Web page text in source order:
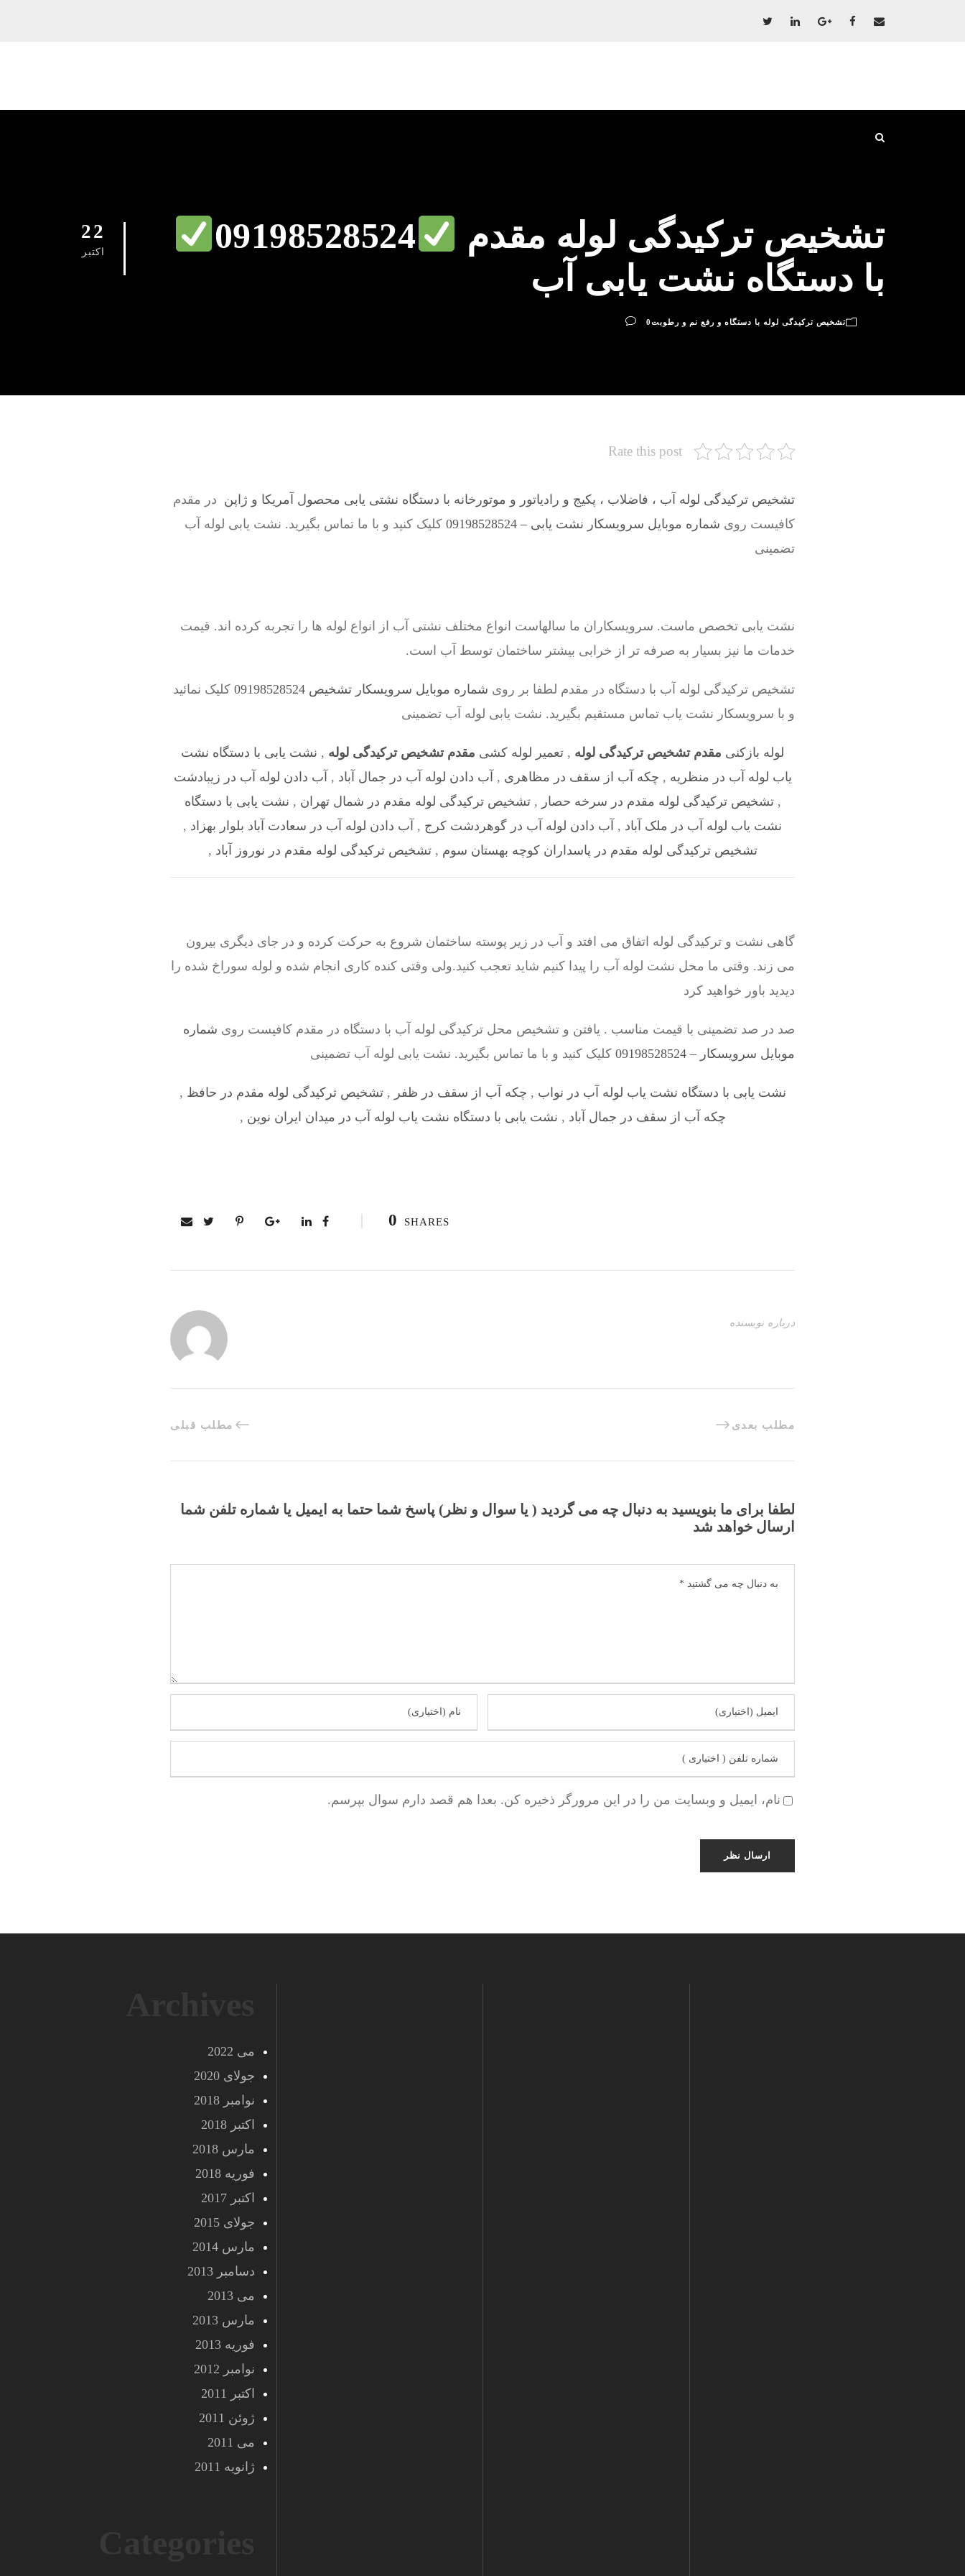
22
اکتبر تشخیص ترکیدگی لوله مقدم
09198528524
با دستگاه نشت یابی آب
تشخیص ترکیدگی لوله با دستگاه و رفع نم و رطوبت0
Rate this post
تشخیص ترکیدگی لوله آب ، فاضلاب ، پکیج و رادیاتور و موتورخانه با دستگاه نشتی یابی محصول آمریکا و ژاپن در مقدم
کافیست روی شماره موبایل سرویسکار نشت یابی – 09198528524
کلیک کنید و با ما تماس بگیرید. نشت یابی لوله آب
تضمینی
نشت یابی تخصص ماست. سرویسکاران ما سالهاست انواع مختلف نشتی آب از انواع لوله ها را تجربه کرده اند. قیمت
خدمات ما نیز بسیار به صرفه تر از خرابی بیشتر ساختمان توسط آب است.
تشخیص ترکیدگی لوله آب با دستگاه در مقدم لطفا بر روی شماره موبایل سرویسکار تشخیص 09198528524
کلیک نمائید
و با سرویسکار نشت یاب تماس مستقیم بگیرید. نشت یابی لوله آب تضمینی
لوله بازکنی مقدم تشخیص ترکیدگی لوله , تعمیر لوله کشی مقدم تشخیص ترکیدگی لوله , نشت یابی با دستگاه نشت
یاب لوله آب در منظریه , چکه آب از سقف در مظاهری , آب دادن لوله آب در جمال آباد , آب دادن لوله آب در زیبادشت
,تشخیص ترکیدگی لوله مقدم در سرخه حصار ,تشخیص ترکیدگی لوله مقدم در شمال تهران , نشت یابی با دستگاه
نشت یاب لوله آب در ملک آباد , آب دادن لوله آب در گوهردشت کرج , آب دادن لوله آب در سعادت آباد بلوار بهزاد ,
تشخیص ترکیدگی لوله مقدم در پاسداران کوچه بهستان سوم ,تشخیص ترکیدگی لوله مقدم در نوروز آباد ,
گاهی نشت و ترکیدگی لوله اتفاق می افتد و آب در زیر پوسته ساختمان شروع به حرکت کرده و در جای دیگری بیرون
می زند. وقتی ما محل نشت لوله آب را پیدا کنیم شاید تعجب کنید.ولی وقتی کنده کاری انجام شده و لوله سوراخ شده را
دیدید باور خواهید کرد
صد در صد تضمینی با قیمت مناسب . یافتن و تشخیص محل ترکیدگی لوله آب با دستگاه در مقدم کافیست روی شماره
موبایل سرویسکار – 09198528524
کلیک کنید و با ما تماس بگیرید. نشت یابی لوله آب تضمینی
نشت یابی با دستگاه نشت یاب لوله آب در نواب , چکه آب از سقف در ظفر ,تشخیص ترکیدگی لوله مقدم در حافظ ,
چکه آب از سقف در جمال آباد , نشت یابی با دستگاه نشت یاب لوله آب در میدان ایران نوین ,
0 SHARES
درباره نویسنده
مطلب قبلی مطلب بعدی
لطفا برای ما بنویسید به دنبال چه می گردید ( یا سوال و نظر) پاسخ شما حتما به ایمیل یا شماره تلفن شما
ارسال خواهد شد
نام، ایمیل و وبسایت من را در این مرورگر ذخیره کن. بعدا هم قصد دارم سوال بپرسم.
می 2022
جولای 2020
نوامبر 2018
اکتبر 2018
مارس 2018
فوریه 2018
اکتبر 2017
جولای 2015
مارس 2014
دسامبر 2013
می 2013
مارس 2013
فوریه 2013
نوامبر 2012
اکتبر 2011
ژوئن 2011
می 2011
ژانویه 2011